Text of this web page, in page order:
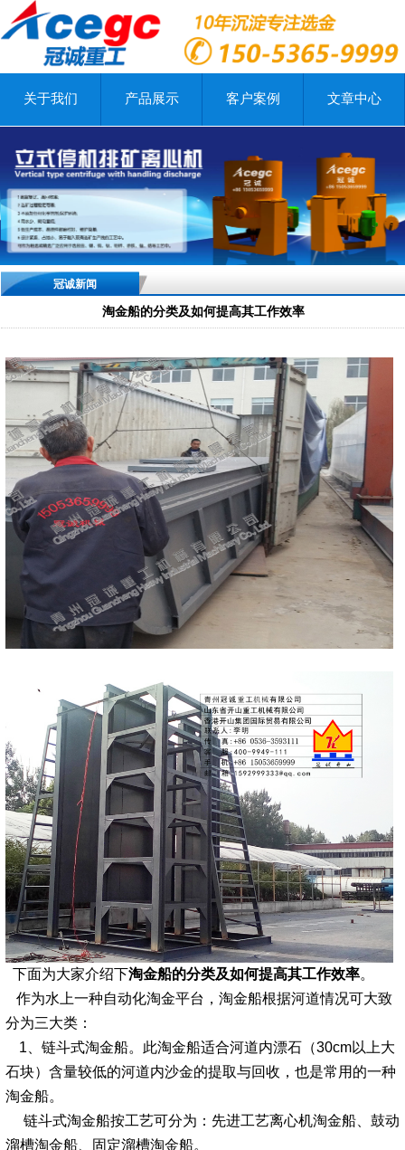
关于我们 产品展示 客户案例 文章中心
冠诚新闻
淘金船的分类及如何提高其工作效率
下面为大家介绍下淘金船的分类及如何提高其工作效率。
作为水上一种自动化淘金平台，淘金船根据河道情况可大致
分为三大类：
1、链斗式淘金船。此淘金船适合河道内漂石（30cm以上大
石块）含量较低的河道内沙金的提取与回收，也是常用的一种
淘金船。
链斗式淘金船按工艺可分为：先进工艺离心机淘金船、鼓动
溜槽淘金船、固定溜槽淘金船。